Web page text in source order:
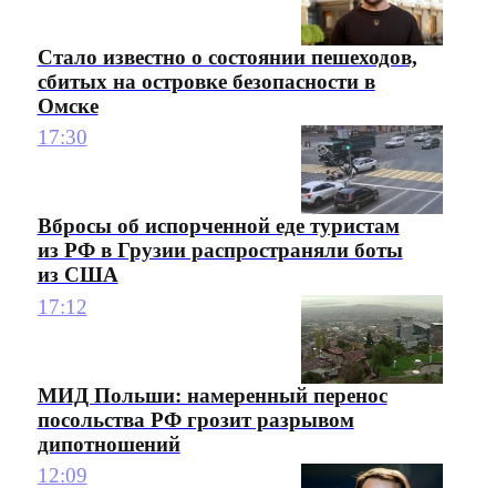
Стало известно о состоянии пешеходов,
сбитых на островке безопасности в
Омске
17:30
Вбросы об испорченной еде туристам
из РФ в Грузии распространяли боты
из США
17:12
МИД Польши: намеренный перенос
посольства РФ грозит разрывом
дипотношений
12:09